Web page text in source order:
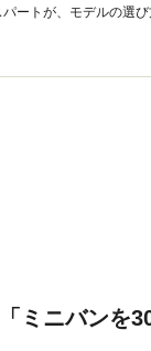
ートが、モデルの選
ミニバンを